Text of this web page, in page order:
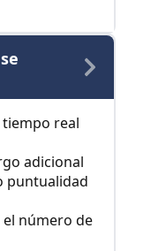
real
adicional
puntualidad
número de